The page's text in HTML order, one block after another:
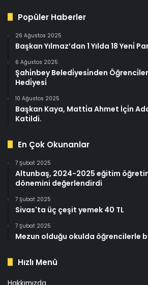
Popüler Haberler
26 Ağustos 2025
Başkan Yılmaz’dan 1 Yılda 18 Yeni̇
6 Ağustos 2025
Şahi̇nbey Beledi̇yesi̇nden
Hedi̇yesi̇
10 Ağustos 2025
Başkan Kaya, Matti̇a Ahmet İçi̇n
Katildi.
En Çok Okunanlar
7 Şubat 2025
Altunbaş, 2024-2025 eğitim öğretim
dönemini değerlendirdi
7 Şubat 2025
Sivas'ta üç çeşit yemek 40 TL
7 Şubat 2025
Mezun olduğu okulda öğrencilerle
Hızlı Menü
Hakkımızda